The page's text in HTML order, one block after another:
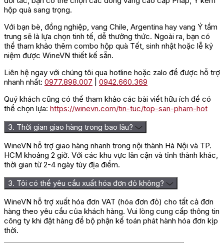
hộp quà sang trọng.
Với bạn bè, đồng nghiệp, vang Chile, Argentina hay vang Ý tầm
trung sẽ là lựa chọn tinh tế, dễ thưởng thức. Ngoài ra, bạn có
thể tham khảo thêm combo hộp quà Tết, sinh nhật hoặc lễ kỷ
niệm được WineVN thiết kế sẵn.
Liên hệ ngay với chúng tôi qua hotline hoặc zalo để được hỗ trợ
nhanh nhất: 0977.898.007
0942.660.369
Quý khách cũng có thể tham khảo các bài viết hữu ích để có
thể chọn lựa: https://winevn.com/tin-tuc/top-san-pham-hot
3. Thời gian giao hàng trong bao lâu?
WineVN hỗ trợ giao hàng nhanh trong nội thành Hà Nội và TP.
HCM khoảng 2 giờ. Với các khu vực lân cận và tỉnh thành khác,
thời gian từ 2-4 ngày tùy địa điểm.
3. Tôi có thể yêu cầu xuất hóa đơn đỏ không?
WineVN hỗ trợ xuất hóa đơn VAT (hóa đơn đỏ) cho tất cả đơn
hàng theo yêu cầu của khách hàng. Vui lòng cung cấp thông tin
công ty khi đặt hàng để bộ phận kế toán phát hành hóa đơn kịp
thời.